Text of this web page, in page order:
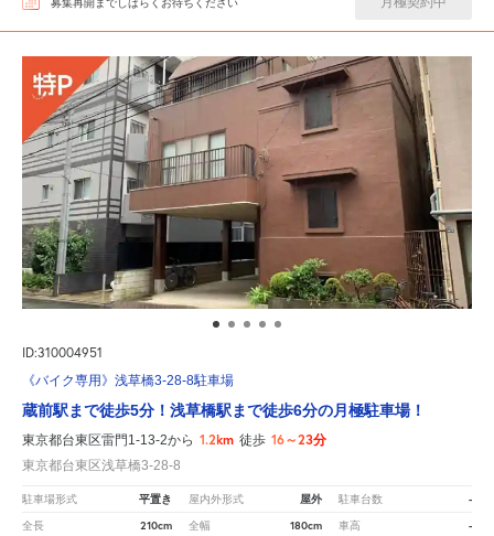
募集再開までしばらくお待ちください
ID:310004951
《バイク専用》浅草橋3-28-8駐車場
蔵前駅まで徒歩5分！浅草橋駅まで徒歩6分の月極駐車場！
東京都台東区雷門1-13-2から 1.2km 徒歩 16～23分
東京都台東区浅草橋3-28-8
駐車場形式 平置き 屋内外形式 屋外 駐車台数 -
全長 210cm 全幅 180cm 車高 -